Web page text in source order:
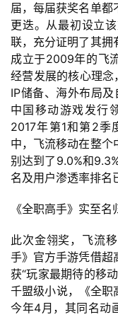
首
页
游
茶
原
创
游
戏
业
界
届，每届获奖名单都
更迭。从最初设立
联，充分证明了其拥
成立于2009年的飞
经营发展的核心理念
IP储备、海外布局
中国移动游戏发行
2017年第1和第2季
中，飞流移动在整个
别达到了9.0%和
名及用户渗透率排名
《全职高手》实至
此次金翎奖，飞流
手》官方手游凭借超
获“玩家最期待的移
千盟级小说，《全职
今年4月，其同名动